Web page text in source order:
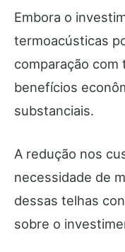
Embora o
termoacústicas
comparação com
benefícios
substanciais.
A redução nos
necessidade de
dessas telhas
sobre o